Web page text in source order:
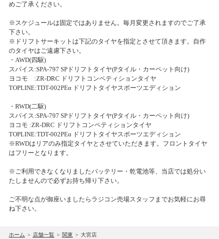
ホビーショップタムタム札幌店開店のお知らせ
2019/12/03
上里店カーペットドリフトサーキットをノンジャンルサーキットへ移
行します。
アオシマ グラチャンシリーズ タムタム限定再生産商品のご案内
2019/11/20
上里店サーキットお休みのお知らせ
2019/10/11
台風19号の影響による臨時休業および営業時間変更のお知らせ
2019/06/20
ﾀﾐﾔﾁｬﾚﾝｼﾞｶｯﾌﾟ
2025/11/02(日)
カテゴリ：ラジコン
ミニ四駆ステーションチャレンジ
2025/10/12(日)
カテゴリ：ラジコン
ﾀﾑﾀﾑﾁｬﾚﾝｼﾞｶｯﾌﾟ
2025/10/05(日)
カテゴリ：ラジコン
ミニ四駆ステーションチャレンジ ストッククラス
2025/09/14(日)
カテゴリ：ラジコン
ﾀﾐﾔﾁｬﾚﾝｼﾞｶｯﾌﾟ
カテゴリ：ラジコン
めご了承ください。
※スケジュールは固定ではありません。毎月変更されますのでご了承
下さい。
※ドリフトサーキットは下記のタイヤを指定とさせて頂きます。自作
のタイヤはご遠慮下さい。
・AWD(四駆)
スパイス:SPA-797 SPドリフトタイヤ(Pタイル・カーペット向け)
ヨコモ :ZR-DRC ドリフトコンペティションタイヤ
TOPLINE:TDT-002PEα ドリフトタイヤスポーツエディション
・RWD(二駆)
スパイス:SPA-797 SPドリフトタイヤ(Pタイル・カーペット向け)
ヨコモ :ZR-DRC ドリフトコンペティションタイヤ
TOPLINE:TDT-002PEα ドリフトタイヤスポーツエディション
※RWDはリアのみ指定タイヤとさせていただきます。フロントタイヤ
はフリーとなります。
※ご利用できなくなりましたバッテリー・乾電池等、当店では処分い
たしませんので必ずお持ち帰り下さい。
ご不明な点が御座いましたらラジコン売場スタッフまでお気軽にお尋
ね下さい。
ホーム > 店舗一覧 > 関東 > 大宮店